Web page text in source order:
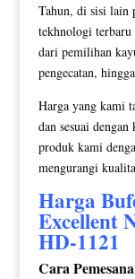
Tahun, di sisi lain
tekhnologi
dari pemilihan
pengecatan,
Harga yang kami
dan sesuai
produk kami
mengurangi
Harga
Excellent
HD-1121
Cara